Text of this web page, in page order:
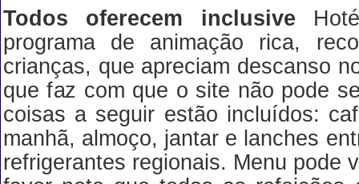
Todos oferecem inclusive
programa de animação rica,
crianças, que apreciam descanso
que faz com que o site não pode
coisas a seguir estão incluídos:
manhã, almoço, jantar e lanches
refrigerantes regionais. Menu pode